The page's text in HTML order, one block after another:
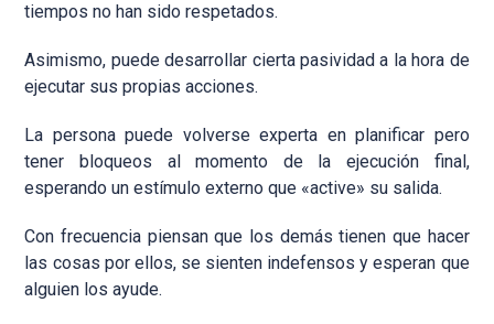
tiempos no han sido respetados.
Asimismo, puede desarrollar cierta pasividad a la hora de
ejecutar sus propias acciones.
La persona puede volverse experta en planificar pero
tener bloqueos al momento de la ejecución final,
esperando un estímulo externo que «active» su salida.
Con frecuencia piensan que los demás tienen que hacer
las cosas por ellos, se sienten indefensos y esperan que
alguien los ayude.